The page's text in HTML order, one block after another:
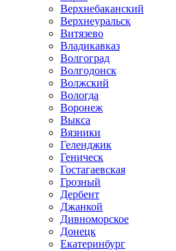
Верхнебаканский
Верхнеуральск
Витязево
Владикавказ
Волгоград
Волгодонск
Волжский
Вологда
Воронеж
Выкса
Вязники
Геленджик
Геническ
Гостагаевская
Грозный
Дербент
Джанкой
Дивноморское
Донецк
Екатеринбург